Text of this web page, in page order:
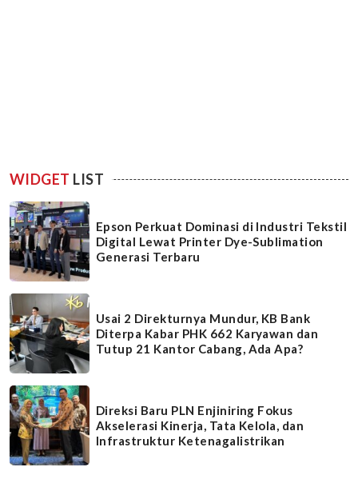
WIDGET LIST
Epson Perkuat Dominasi di Industri Tekstil
Digital Lewat Printer Dye-Sublimation
Generasi Terbaru
Usai 2 Direkturnya Mundur, KB Bank
Diterpa Kabar PHK 662 Karyawan dan
Tutup 21 Kantor Cabang, Ada Apa?
Direksi Baru PLN Enjiniring Fokus
Akselerasi Kinerja, Tata Kelola, dan
Infrastruktur Ketenagalistrikan